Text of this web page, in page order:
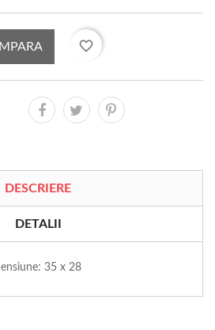
favorite_border
DESCRIERE
DETALII
35 x 28